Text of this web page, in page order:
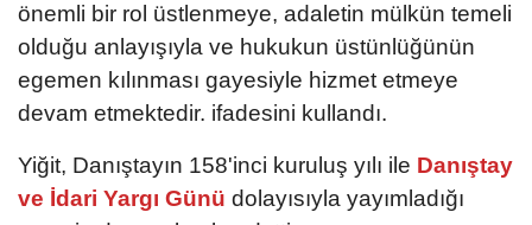
önemli bir rol üstlenmeye, adaletin mülkün temeli
olduğu anlayışıyla ve hukukun üstünlüğünün
egemen kılınması gayesiyle hizmet etmeye
devam etmektedir. ifadesini kullandı.
Yiğit, Danıştayın 158'inci kuruluş yılı ile Danıştay
ve İdari Yargı Günü dolayısıyla yayımladığı